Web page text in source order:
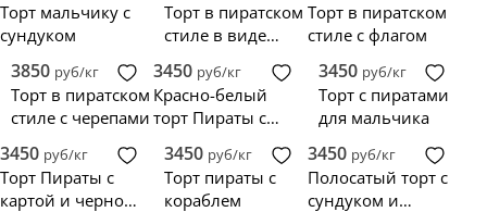
Торт мальчику с
сундуком
Торт в пиратском
стиле в виде
Торт в пиратском
стиле с флагом
3850 руб/кг
Торт в пиратском
стиле с черепами
3450 руб/кг
Красно-белый
торт Пираты с
черепом
3450 руб/кг
Торт с пиратами
для мальчика
3450 руб/кг
Торт Пираты с
картой и черной
3450 руб/кг
Торт пираты с
кораблем
3450 руб/кг
Полосатый торт с
сундуком и